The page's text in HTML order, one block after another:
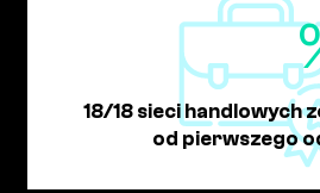
18/18 sieci handlowych
od pierwszego